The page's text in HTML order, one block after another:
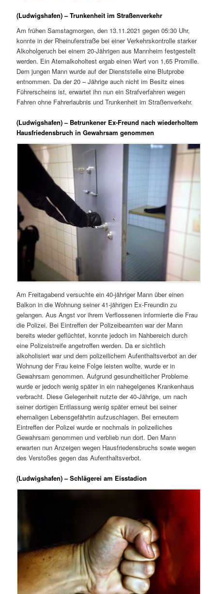
(Ludwigshafen) – Trunkenheit im Straßenverkehr
Am frühen Samstagmorgen, den 13.11.2021 gegen 05:30 Uhr,
konnte in der Rheinuferstraße bei einer Verkehrskontrolle starker
Alkoholgeruch bei einem 20-Jährigen aus Mannheim festgestellt
werden. Ein Atemalkoholtest ergab einen Wert von 1,65 Promille.
Dem jungen Mann wurde auf der Dienststelle eine Blutprobe
entnommen. Da der 20 – Jährige auch nicht im Besitz eines
Führerscheins ist, erwartet ihn nun ein Strafverfahren wegen
Fahren ohne Fahrerlaubnis und Trunkenheit im Straßenverkehr.
(Ludwigshafen) – Betrunkener Ex-Freund nach wiederholtem
Hausfriedensbruch in Gewahrsam genommen
Am Freitagabend versuchte ein 40-jähriger Mann über einen
Balkon in die Wohnung seiner 41-jährigen Ex-Freundin zu
gelangen. Aus Angst vor ihrem Verflossenen informierte die Frau
die Polizei. Bei Eintreffen der Polizeibeamten war der Mann
bereits wieder geflüchtet, konnte jedoch im Nahbereich durch
eine Polizeistreife angetroffen werden. Da er sichtlich
alkoholisiert war und dem polizeilichem Aufenthaltsverbot an der
Wohnung der Frau keine Folge leisten wollte, wurde er in
Gewahrsam genommen. Aufgrund gesundheitlicher Probleme
wurde er jedoch wenig später in ein nahegelgenes Krankenhaus
verbracht. Diese Gelegenheit nutzte der 40-Jährige, um nach
seiner dortigen Entlassung wenig später erneut bei seiner
ehemaligen Lebensgefährtin aufzuschlagen. Bei erneutem
Eintreffen der Polizei wurde er nochmals in polizeiliches
Gewahrsam genommen und verblieb nun dort. Den Mann
erwarten nun Anzeigen wegen Hausfriedensbruchs sowie wegen
des Verstoßes gegen das Aufenthaltsverbot.
(Ludwigshafen) – Schlägerei am Eisstadion